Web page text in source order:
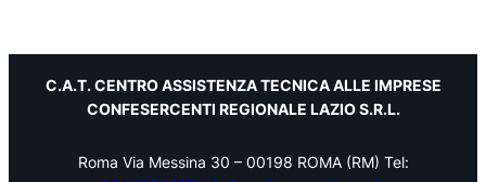
C.A.T. CENTRO ASSISTENZA TECNICA ALLE IMPRESE
CONFESERCENTI REGIONALE LAZIO S.R.L.
Roma Via Messina 30 – 00198 ROMA (RM) Tel: